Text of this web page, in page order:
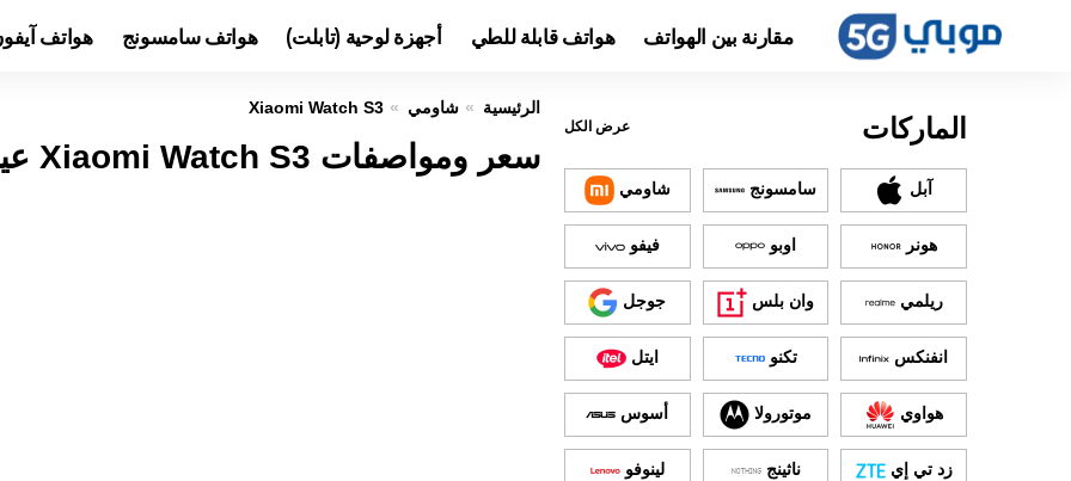
مقارنة بين الهواتف هواتف قابلة للطي أجهزة لوحية (تابلت) هواتف سامسونج هواتف
الرئيسية شاومي Xiaomi Watch S3
سعر ومواصفات Xiaomi Watch S3 عيوب ومميزات شاومي واتش S3
الماركات عرض الكل
آبل سامسونج شاومي
هونر اوبو فيفو
ريلمي وان بلس جوجل
انفنكس تكنو ايتل
هواوي موتورولا أسوس
زد تي إي ناثينج لينوفو